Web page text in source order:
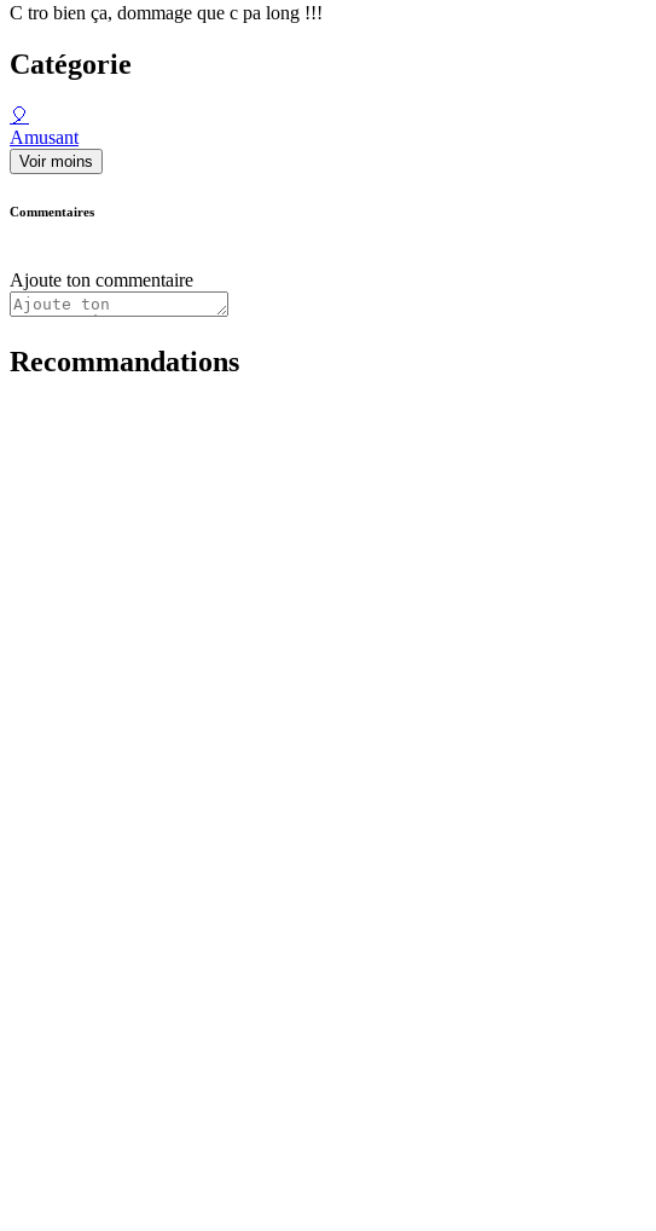
C tro bien ça, dommage que c pa long !!!
Catégorie
🎈
Amusant
Voir moins
Commentaires
Ajoute ton commentaire
Recommandations